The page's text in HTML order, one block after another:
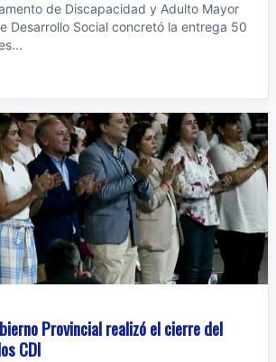
de Discapacidad y Adulto Mayor
Desarrollo Social concretó la entrega 50
Provincial realizó el cierre del
CDI